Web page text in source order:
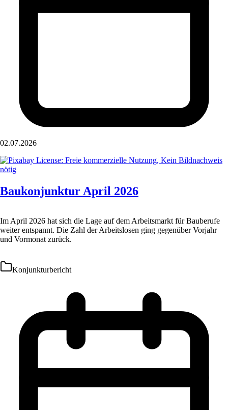
02.07.2026
Baukonjunktur April 2026
Im April 2026 hat sich die Lage auf dem Arbeitsmarkt für Bauberufe
weiter entspannt. Die Zahl der Arbeitslosen ging gegenüber Vorjahr
und Vormonat zurück.
Konjunkturbericht